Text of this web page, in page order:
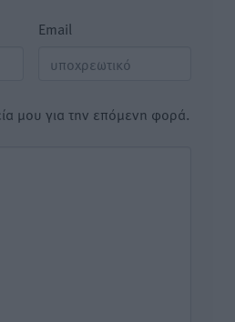
Email
μου για την επόμενη φορά.